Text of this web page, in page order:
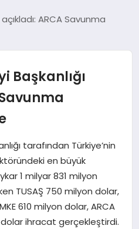
ARCA Savunma
Başkanlığı
tarafından Türkiye’nin
en büyük
1 milyar 831 milyon
TUSAŞ 750 milyon dolar,
610 milyon dolar, ARCA
ihracat gerçekleştirdi.